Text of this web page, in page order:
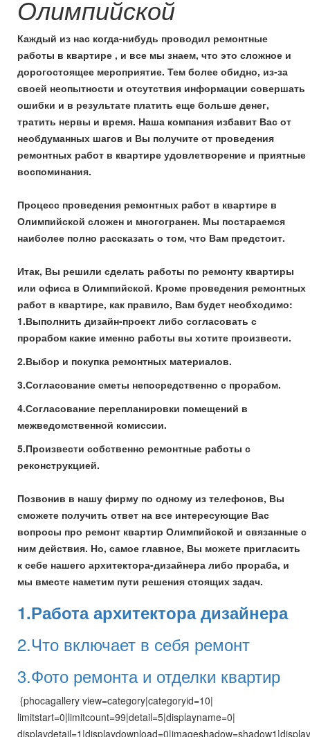
Олимпийской
Каждый из нас когда-нибудь проводил ремонтные
работы в квартире , и все мы знаем, что это сложное и
дорогостоящее мероприятие. Тем более обидно, из-за
своей неопытности и отсутствия информации совершать
ошибки и в результате платить еще больше денег,
тратить нервы и время. Наша компания избавит Вас от
необдуманных шагов и Вы получите от проведения
ремонтных работ в квартире удовлетворение и приятные
воспоминания.
Процесс проведения ремонтных работ в квартире в
Олимпийской сложен и многогранен. Мы постараемся
наиболее полно рассказать о том, что Вам предстоит.
Итак, Вы решили сделать работы по ремонту квартиры
или офиса в Олимпийской. Кроме проведения ремонтных
работ в квартире, как правило, Вам будет необходимо:
1.Выполнить дизайн-проект либо согласовать с
прорабом какие именно работы вы хотите произвести.
2.Выбор и покупка ремонтных материалов.
3.Согласование сметы непосредственно с прорабом.
4.Согласование перепланировки помещений в
межведомственной комиссии.
5.Произвести собственно ремонтные работы с
реконструкцией.
Позвонив в нашу фирму по одному из телефонов, Вы
сможете получить ответ на все интересующие Вас
вопросы про ремонт квартир Олимпийской и связанные с
ним действия. Но, самое главное, Вы можете пригласить
к себе нашего архитектора-дизайнера либо прораба, и
мы вместе наметим пути решения стоящих задач.
1.Работа архитектора дизайнера
2.Что включает в себя ремонт
3.Фото ремонта и отделки квартир
{phocagallery view=category|categoryid=10|
limitstart=0|limitcount=99|detail=5|displayname=0|